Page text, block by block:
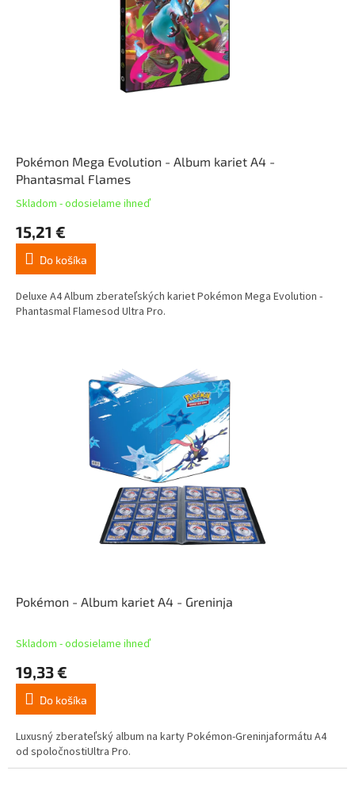
Pokémon Mega Evolution - Album kariet A4 -
Phantasmal Flames
Skladom - odosielame ihneď
15,21 €
Do košíka
Deluxe A4 Album zberateľských kariet Pokémon Mega Evolution -
Phantasmal Flamesod Ultra Pro.
Pokémon - Album kariet A4 - Greninja
Skladom - odosielame ihneď
19,33 €
Do košíka
Luxusný zberateľský album na karty Pokémon-Greninjaformátu A4
od spoločnostiUltra Pro.